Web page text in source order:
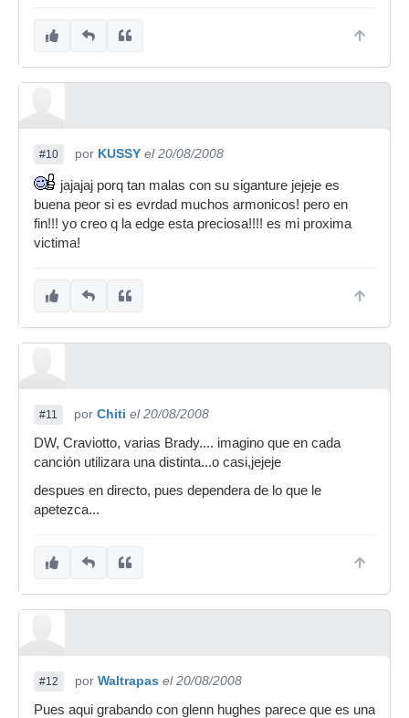
#10 por KUSSY el 20/08/2008
jajajaj porq tan malas con su siganture jejeje es
buena peor si es evrdad muchos armonicos! pero en
fin!!! yo creo q la edge esta preciosa!!!! es mi proxima
victima!
#11 por Chiti el 20/08/2008
DW, Craviotto, varias Brady.... imagino que en cada
canción utilizara una distinta...o casi,jejeje
despues en directo, pues dependera de lo que le
apetezca...
#12 por Waltrapas el 20/08/2008
Pues aqui grabando con glenn hughes parece que es una